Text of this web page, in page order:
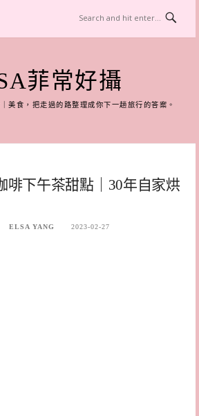
菲常好攝
美食，把走過的路整理成你下一趟旅行的答案。
啡下午茶甜點｜30年自家烘
ELSA YANG 2023-02-27